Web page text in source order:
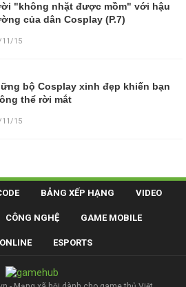
"không nhặt được mồm" với hậu
của dân Cosplay (P.7)
11/15
bộ Cosplay xinh đẹp khiến bạn
thể rời mắt
11/15
BẢNG XẾP HẠNG VIDEO
CÔNG NGHỆ GAME MOBILE
ESPORTS